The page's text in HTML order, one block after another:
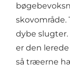
dybe
er den
så træerne